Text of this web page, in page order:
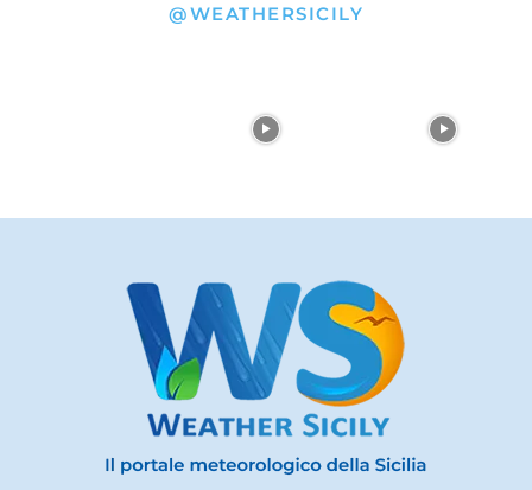
@WEATHERSICILY